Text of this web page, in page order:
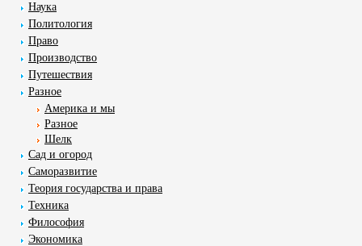
Наука
Политология
Право
Производство
Путешествия
Разное
Америка и мы
Разное
Шелк
Сад и огород
Саморазвитие
Теория государства и права
Техника
Философия
Экономика